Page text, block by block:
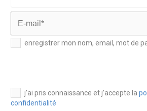
Nom*
E-
mail*
enregistrer mon nom, email, mot de
j’ai pris connaissance et j’accepte la
confidentialité